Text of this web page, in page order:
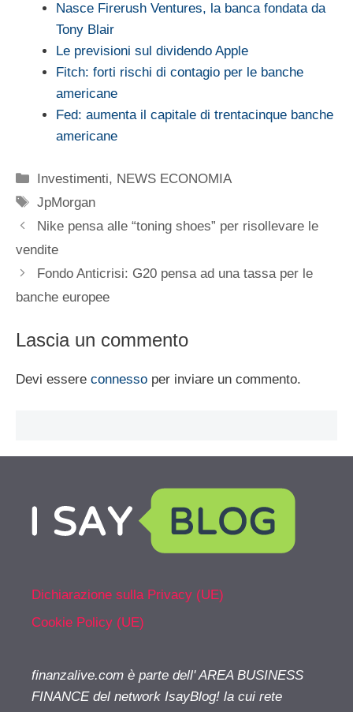
Nasce Firerush Ventures, la banca fondata da
Tony Blair
Le previsioni sul dividendo Apple
Fitch: forti rischi di contagio per le banche
americane
Fed: aumenta il capitale di trentacinque banche
americane
Categorie
Investimenti, NEWS ECONOMIA
Tag
JpMorgan
Nike pensa alle “toning shoes” per risollevare le
vendite
Fondo Anticrisi: G20 pensa ad una tassa per le
banche europee
Lascia un commento
Devi essere connesso per inviare un commento.
Dichiarazione sulla Privacy (UE)
Cookie Policy (UE)
finanzalive.com è parte dell' AREA BUSINESS
FINANCE del network IsayBlog! la cui rete